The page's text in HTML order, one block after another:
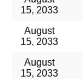
15, 2033
August
15, 2033
August
15, 2033